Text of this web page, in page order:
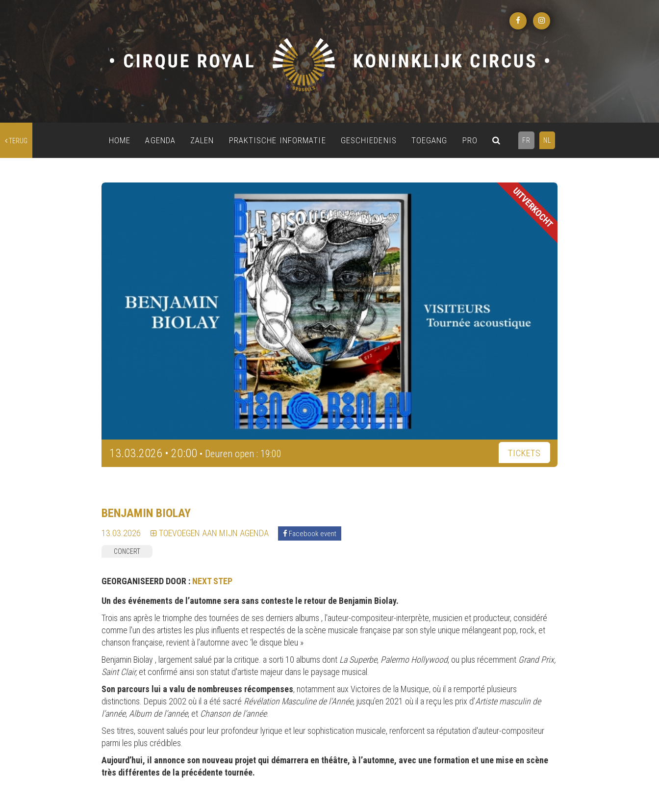
TERUG FR NL
HOME AGENDA ZALEN PRAKTISCHE INFORMATIE GESCHIEDENIS TOEGANG PRO
UITVERKOCHT
13.03.2026 • 20:00 • Deuren open : 19:00 TICKETS
BENJAMIN BIOLAY
13.03.2026 TOEVOEGEN AAN MIJN AGENDA Facebook event
CONCERT
GEORGANISEERD DOOR : NEXT STEP
Un des événements de l’automne sera sans conteste le retour de Benjamin Biolay.
Trois ans après le triomphe des tournées de ses derniers albums , l'auteur-compositeur-interprète, musicien et producteur, considéré
comme l'un des artistes les plus influents et respectés de la scène musicale française par son style unique mélangeant pop, rock, et
chanson française, revient à l’automne avec ‘le disque bleu »
Benjamin Biolay , largement salué par la critique. a sorti 10 albums dont La Superbe, Palermo Hollywood, ou plus récemment Grand Prix,
Saint Clair,et confirmé ainsi son statut d'artiste majeur dans le paysage musical.
Son parcours lui a valu de nombreuses récompenses, notamment aux Victoires de la Musique, où il a remporté plusieurs
distinctions. Depuis 2002 où il a été sacré Révélation Masculine de l'Année, jusqu’en 2021 où il a reçu les prix d’Artiste masculin de
l’année, Album de l’année, et Chanson de l’année.
Ses titres, souvent salués pour leur profondeur lyrique et leur sophistication musicale, renforcent sa réputation d'auteur-compositeur
parmi les plus crédibles.
Aujourd’hui, il annonce son nouveau projet qui démarrera en théâtre, à l’automne, avec une formation et une mise en scène
très différentes de la précédente tournée.